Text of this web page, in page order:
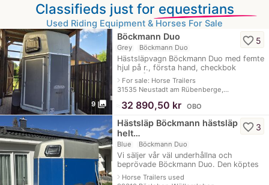
Classifieds just for equestrians
Used Riding Equipment & Horses For Sale
9 photo_library
Böckmann Duo
Grey Böckmann Duo
Hästsläpvagn Böckmann Duo med femte
hjul på r., första hand, checkbok
underhållen, , 100 registrering,
byggnadsår 2008, inspektion ny, TÜV
05-28
navigate_nextFor sale: Horse Trailers
31535 Neustadt am Rübenberge,…
favorite_border 5
32 890,50 kr OBO
Hästsläp Böckmann hästsläp
helt…
Blue Böckmann Duo
Vi säljer vår väl underhållna och
beprövade Böckmann Duo. Den köptes
begagnad 2019 och byggdes om helt
och tätades på grund av en vattenskada
navigate_nextHorse Trailers used
favorite_border 3